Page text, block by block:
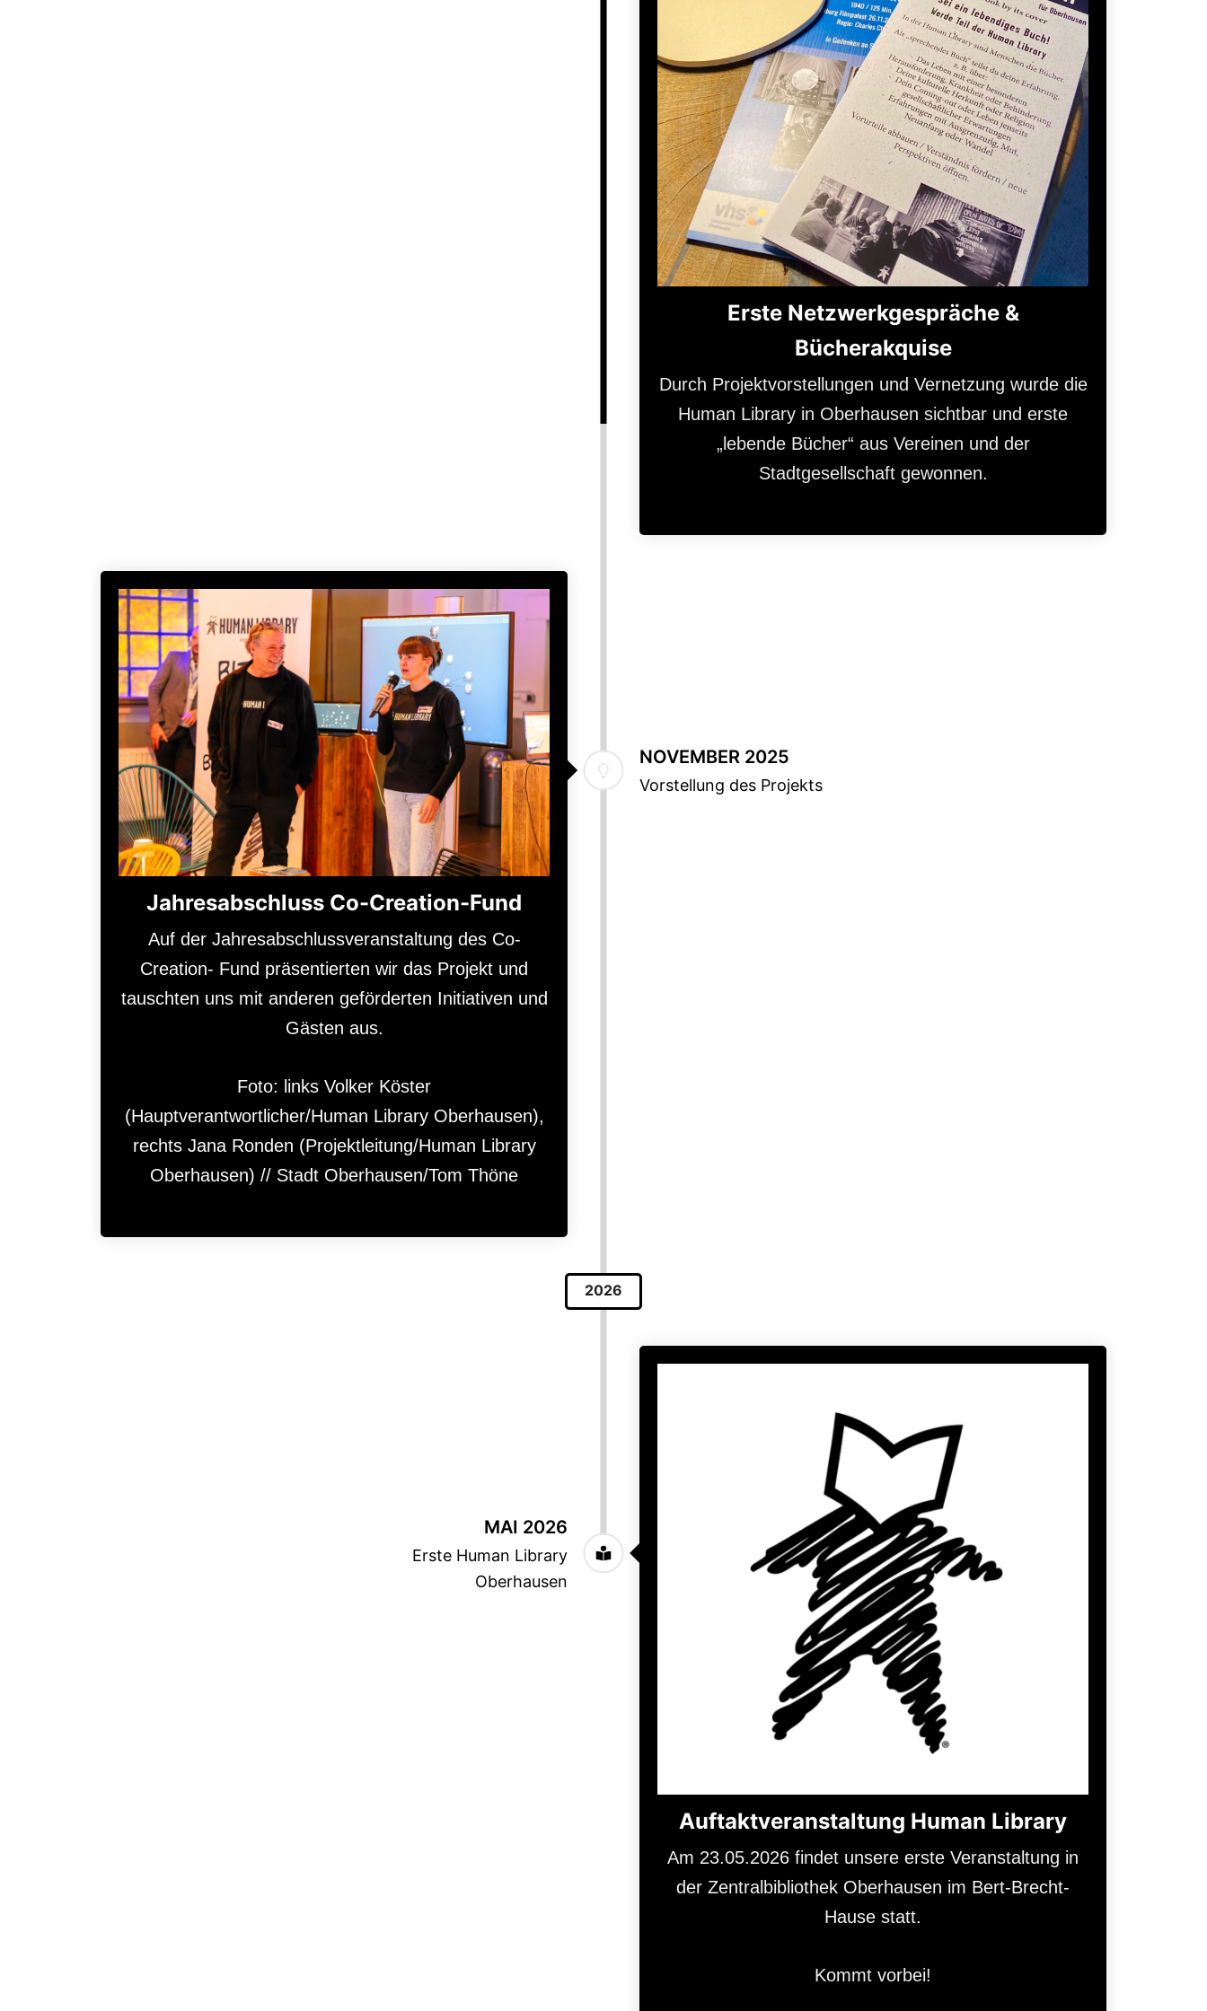
Erste Netzwerkgespräche &
Bücherakquise
Durch Projektvorstellungen und Vernetzung wurde die
Human Library in Oberhausen sichtbar und erste
„lebende Bücher“ aus Vereinen und der
Stadtgesellschaft gewonnen.
NOVEMBER 2025
Vorstellung des Projekts
Jahresabschluss Co-Creation-Fund
Auf der Jahresabschlussveranstaltung des Co-
Creation- Fund präsentierten wir das Projekt und
tauschten uns mit anderen geförderten Initiativen und
Gästen aus.
Foto: links Volker Köster
(Hauptverantwortlicher/Human Library Oberhausen),
rechts Jana Ronden (Projektleitung/Human Library
Oberhausen) // Stadt Oberhausen/Tom Thöne
2026
MAI 2026
Erste Human Library
Oberhausen
Auftaktveranstaltung Human Library
Am 23.05.2026 findet unsere erste Veranstaltung in
der Zentralbibliothek Oberhausen im Bert-Brecht-
Hause statt.
Kommt vorbei!